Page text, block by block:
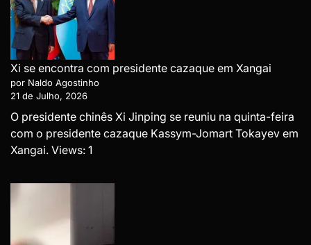
Xi se encontra com presidente cazaque em Xangai
por Naldo Agostinho
21 de Julho, 2026
O presidente chinês Xi Jinping se reuniu na quinta-feira
com o presidente cazaque Kassym-Jomart Tokayev em
Xangai. Views: 1